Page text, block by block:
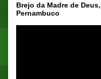
Brejo da Madre de Deus,
Pernambuco